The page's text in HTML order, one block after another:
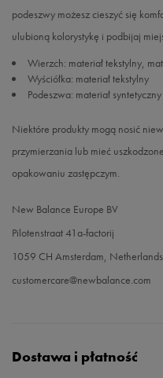
41 26,5 cm
42 27 cm
podeszwy możesz cieszyć się
ulubioną kolorystykę i podbijaj
Wierzch: materiał tekstylny,
Wyściółka: materiał tekstylny
Podeszwa: materiał syntetyczny
Niektóre produkty mogą nosić
przymierzania lub mieć
opakowaniu zastępczym.
New Balance Europe BV
Pilotenstraat 41a-factorij
1059 CH Amsterdam, Netherlands
customercare@newbalance.com
Dostawa i płatność